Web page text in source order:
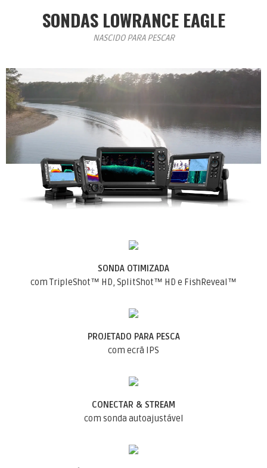
SONDAS LOWRANCE EAGLE
NASCIDO PARA PESCAR
SONDA OTIMIZADA
com TripleShot™ HD, SplitShot™ HD e FishReveal™
PROJETADO PARA PESCA
com ecrã IPS
CONECTAR & STREAM
com sonda autoajustável